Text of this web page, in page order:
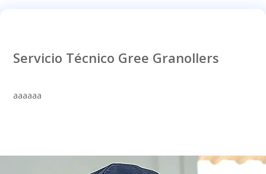
Servicio Técnico Gree Granollers
aaaaaa